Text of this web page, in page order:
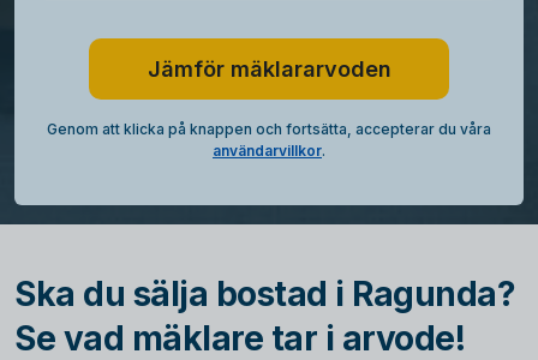
Jämför mäklararvoden
Genom att klicka på knappen och fortsätta, accepterar du våra
användarvillkor.
Ska du sälja bostad i Ragunda?
Se vad mäklare tar i arvode!